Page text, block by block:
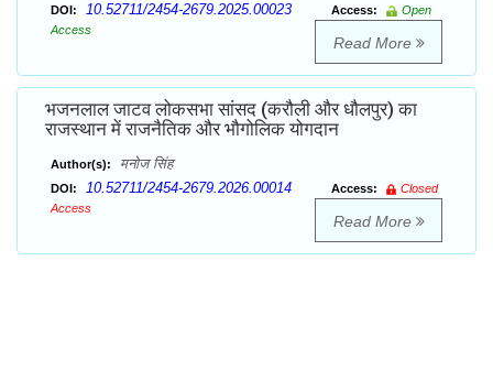
DOI: 10.52711/2454-2679.2025.00023 Access:
Open
Access
Read More
भजनलाल जाटव लोकसभा सांसद (करौली और धौलपुर) का
राजस्थान में राजनैतिक और भौगोलिक योगदान
Author(s): मनोज सिंह
DOI: 10.52711/2454-2679.2026.00014 Access:
Closed
Access
Read More